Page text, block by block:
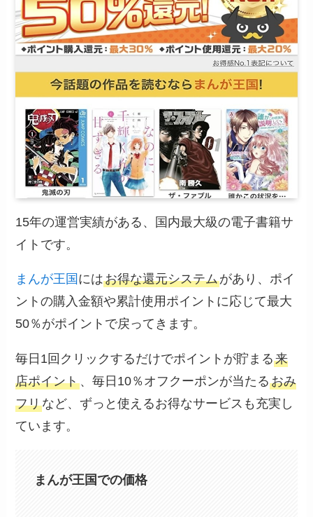
15年の運営実績がある、国内最大級の電子書籍サ
イトです。
まんが王国 にはお得な還元システムがあり、ポイ
ントの購入金額や累計使用ポイントに応じて最大
50％がポイントで戻ってきます。
毎日1回クリックするだけでポイントが貯まる来
店ポイント、毎日10％オフクーポンが当たるおみ
フリなど、ずっと使えるお得なサービスも充実し
ています。
まんが王国での価格